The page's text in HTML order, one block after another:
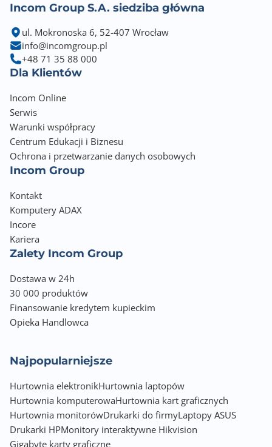
Incom Group S.A. siedziba główna
ul. Mokronoska 6, 52-407 Wrocław
info@incomgroup.pl
+48 71 35 88 000
Dla Klientów
Incom Online
Serwis
Warunki współpracy
Centrum Edukacji i Biznesu
Ochrona i przetwarzanie danych osobowych
Incom Group
Kontakt
Komputery ADAX
Incore
Kariera
Zalety Incom Group
Dostawa w 24h
30 000 produktów
Finansowanie kredytem kupieckim
Opieka Handlowca
Najpopularniejsze
Hurtownia elektronikHurtownia laptopów
Hurtownia komputerowaHurtownia kart graficznych
Hurtownia monitorówDrukarki do firmyLaptopy ASUS
Drukarki HPMonitory interaktywne Hikvision
Gigabyte karty graficzne